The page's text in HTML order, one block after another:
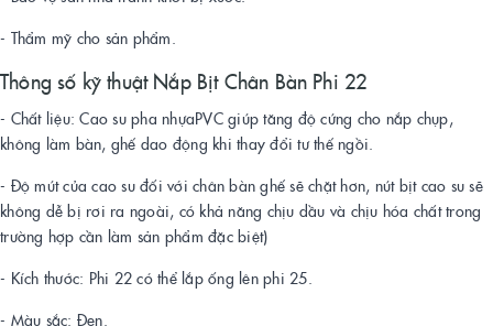
- Thẩm mỹ cho sản phẩm.
Thông số kỹ thuật Nắp Bịt Chân Bàn Phi 22
- Chất liệu: Cao su pha nhựaPVC giúp tăng độ cứng cho nắp chụp,
không làm bàn, ghế dao động khi thay đổi tư thế ngồi.
- Độ mút của cao su đối với chân bàn ghế sẽ chặt hơn, nút bịt cao su sẽ
không dễ bị rơi ra ngoài, có khả năng chịu dầu và chịu hóa chất trong
trường hợp cần làm sản phẩm đặc biệt)
- Kích thước: Phi 22 có thể lắp ống lên phi 25.
- Màu sắc: Đen.